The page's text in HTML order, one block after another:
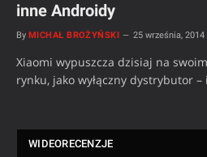
inne Androidy
By MICHAŁ BROŻYŃSKI 25 września, 2014
Xiaomi wypuszcza dzisiaj na
rynku, jako wyłączny dystrybutor
WIDEORECENZJE